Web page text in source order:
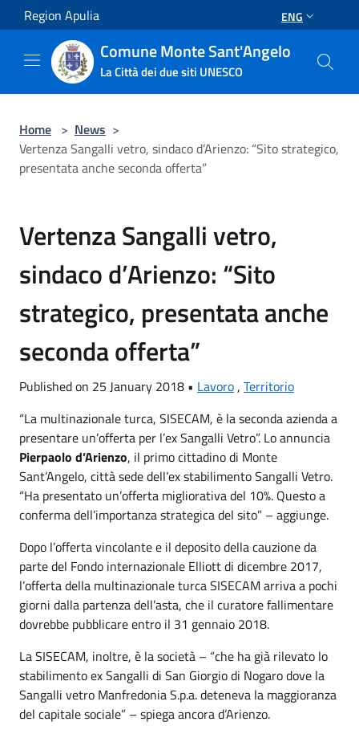
Salta al contenuto principale
Region Apulia ENG
Comune Monte Sant'Angelo
La Città dei due siti UNESCO
Home > News >
Vertenza Sangalli vetro, sindaco d’Arienzo: “Sito strategico,
presentata anche seconda offerta”
Vertenza Sangalli vetro,
sindaco d’Arienzo: “Sito
strategico, presentata anche
seconda offerta”
Published on 25 January 2018 • Lavoro, Territorio
“La multinazionale turca, SISECAM, è la seconda azienda a
presentare un’offerta per l’ex Sangalli Vetro”. Lo annuncia
Pierpaolo d’Arienzo, il primo cittadino di Monte
Sant’Angelo, città sede dell’ex stabilimento Sangalli Vetro.
“Ha presentato un’offerta migliorativa del 10%. Questo a
conferma dell’importanza strategica del sito” – aggiunge.
Dopo l’offerta vincolante e il deposito della cauzione da
parte del Fondo internazionale Elliott di dicembre 2017,
l’offerta della multinazionale turca SISECAM arriva a pochi
giorni dalla partenza dell’asta, che il curatore fallimentare
dovrebbe pubblicare entro il 31 gennaio 2018.
La SISECAM, inoltre, è la società – “che ha già rilevato lo
stabilimento ex Sangalli di San Giorgio di Nogaro dove la
Sangalli vetro Manfredonia S.p.a. deteneva la maggioranza
del capitale sociale” – spiega ancora d’Arienzo.